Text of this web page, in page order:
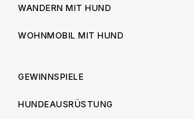
WANDERN MIT HUND
WOHNMOBIL MIT HUND
GEWINNSPIELE
HUNDEAUSRÜSTUNG